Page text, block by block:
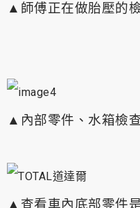
▲ 師傅正在做胎壓的
▲ 內部零件、水箱檢
▲ 查看車內底部零件